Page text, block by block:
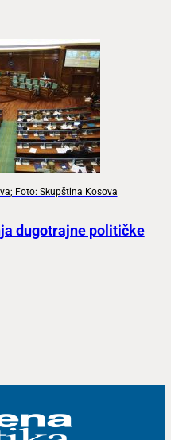
Foto: Skupština Kosova
dugotrajne političke